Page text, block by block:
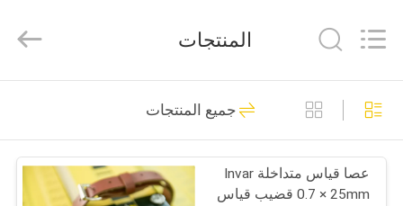
منزل،
بيت
منتجات
Instrument
Co.,Ltd.
Reserved.
مسح المنشور العاكس
23
المنتجات
جميع المنتجات
عصا قياس متداخلة Invar
0.7 × 25mm قضيب قياس